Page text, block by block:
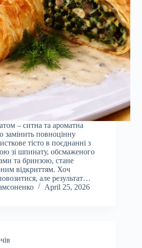
– ситна та ароматна
замінить повноцінну
тісто в поєднанні з
зі шпинату, обсмаженого
та бринзою, стане
відкриттям. Хоч
але результат…
April 25, 2026